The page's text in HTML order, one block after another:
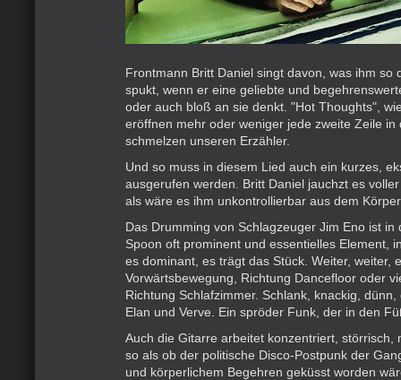
Frontmann Britt Daniel singt davon, was ihm so
spukt, wenn er eine geliebte und
oder auch bloß an sie denkt. "Hot Thoughts",
eröffnen mehr oder weniger jede zweite Zeile in
schmelzen unseren Erzähler.
Und so muss in diesem Lied auch ein kurzes,
ausgerufen werden. Britt Daniel jauchzt es
als wäre es ihm unkontrollierbar aus dem
Das Drumming von Schlagzeuger Jim Eno ist in
Spoon oft prominent und essentielles Element,
es dominant, es trägt das Stück. Weiter, weiter,
Vorwärtsbewegung, Richtung Dancefloor oder
Richtung Schlafzimmer. Schlank, knackig,
Elan und Verve. Ein spröder Funk, der in den
Auch die Gitarre arbeitet konzentriert, störrisch,
so als ob der politische Disco-Postpunk der
und körperlichem Begehren geküsst worden